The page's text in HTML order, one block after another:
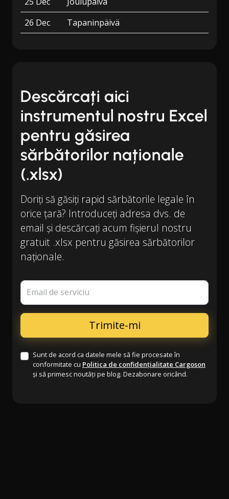
26 Dec
Tapaninpäivä
Descărcați aici
instrumentul nostru Excel
pentru găsirea
sărbătorilor naționale
(.xlsx)
Doriți să găsiți rapid sărbătorile legale în
orice țară? Introduceți adresa dvs. de
email și descărcați acum fișierul nostru
gratuit .xlsx pentru găsirea sărbătorilor
naționale.
Email de serviciu
Sunt de acord ca datele mele să fie procesate în
conformitate cu Politica de confidențialitate Cargoson
și să primesc noutăți pe blog. Dezabonare oricând.